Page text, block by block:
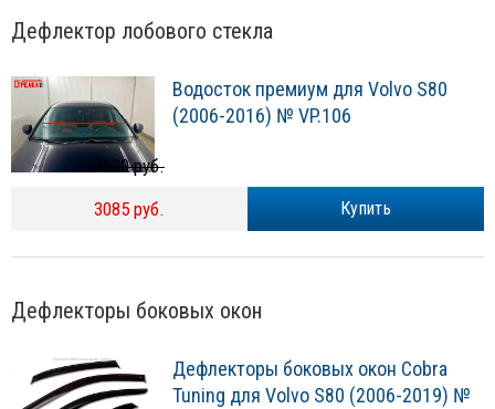
Дефлектор лобового стекла
Водосток премиум для Volvo S80
(2006-2016) № VP.106
Купить
3630 руб.
3085 руб.
Дефлекторы боковых окон
Дефлекторы боковых окон Cobra
Tuning для Volvo S80 (2006-2019) №